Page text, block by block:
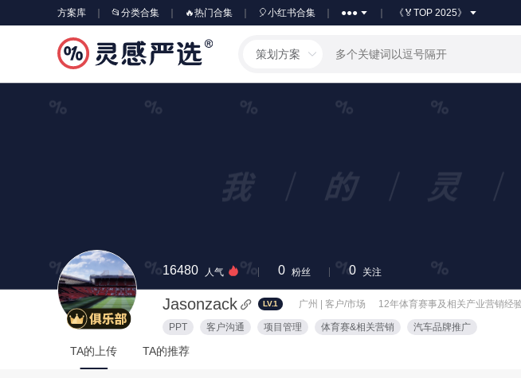
方案库 📂分类合集 🔥热门合集 🎈小红书合集 ●●● 《🏅TOP 2025》
策划方案
16480 人气 0 粉丝 0 关注
Jasonzack LV.1 广州 | 客户/市场 12年体育赛事及相关产业营销经
PPT 客户沟通 项目管理 体育赛&相关营销 汽车品牌推广
TA的上传 TA的推荐